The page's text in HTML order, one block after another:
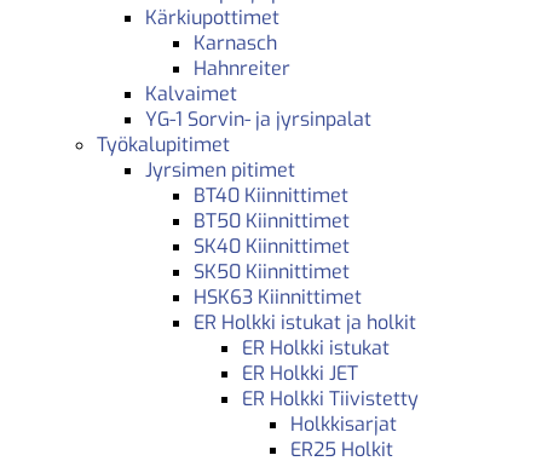
Kärkiupottimet
Karnasch
Hahnreiter
Kalvaimet
YG-1 Sorvin- ja jyrsinpalat
Työkalupitimet
Jyrsimen pitimet
BT40 Kiinnittimet
BT50 Kiinnittimet
SK40 Kiinnittimet
SK50 Kiinnittimet
HSK63 Kiinnittimet
ER Holkki istukat ja holkit
ER Holkki istukat
ER Holkki JET
ER Holkki Tiivistetty
Holkkisarjat
ER25 Holkit